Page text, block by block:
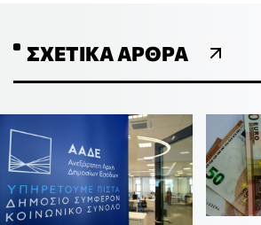
ΣΧΕΤΙΚΆ ΆΡΘΡΑ